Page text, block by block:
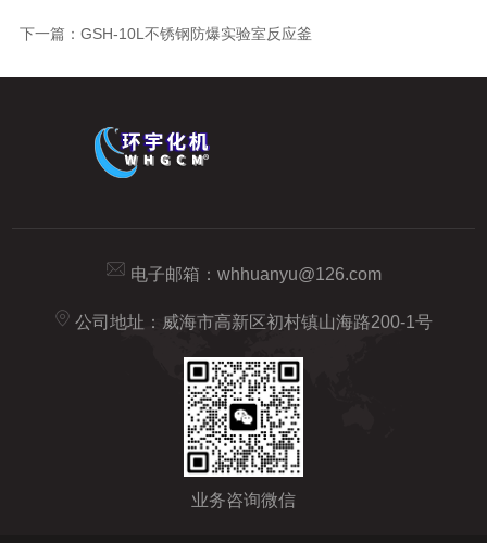
下一篇： GSH-10L不锈钢防爆实验室反应釜
电子邮箱： whhuanyu@126.com
公司地址：威海市高新区初村镇山海路200-1号
业务咨询微信